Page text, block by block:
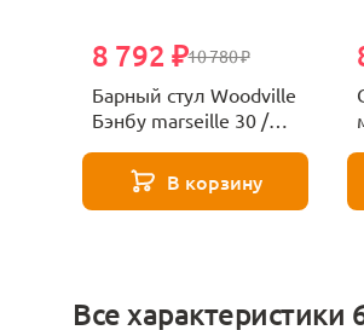
10 780 ₽
8 792 ₽
Барный стул Woodville
Бэнбу marseille 30 /
В корзину
Все характеристики